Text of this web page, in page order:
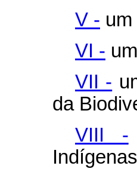
V -
VI -
VII -
da
VIII -